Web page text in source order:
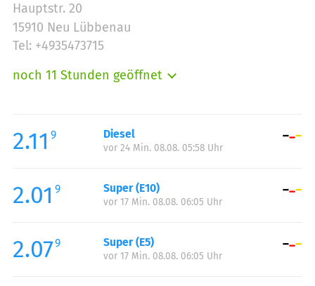
Hauptstr. 20
15910 Neu Lübbenau
Tel: +4935473715
noch 11 Stunden geöffnet
Mittwoch:
07:00-20:00
Donnerstag:
Samstag:
08:00-20:00
Sonntag:
2.11 9 Diesel
vor 24 Min. 08.08. 05:58 Uhr
2.01 9 Super (E10)
vor 17 Min. 08.08. 06:05 Uhr
2.079 Super (E5)
vor 17 Min. 08.08. 06:05 Uhr